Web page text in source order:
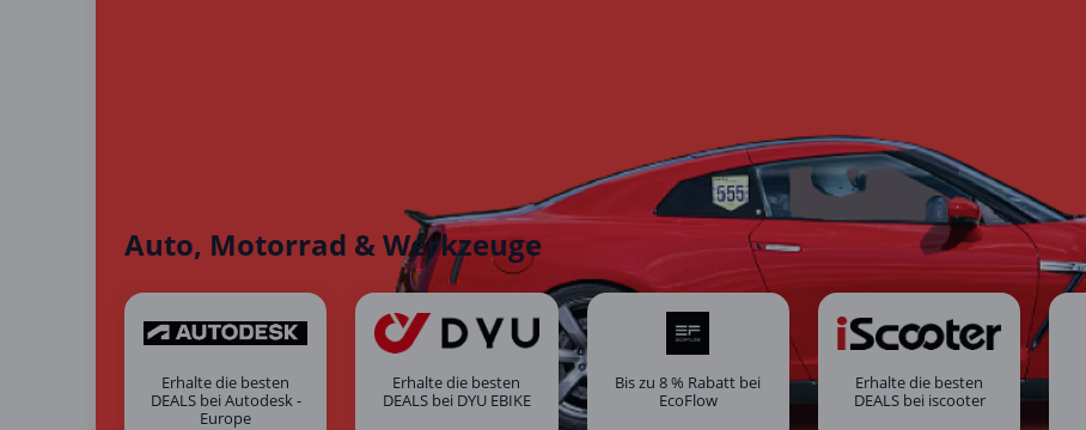
Auto, Motorrad & Werkzeuge
Erhalte die besten
DEALS bei Autodesk -
Europe
Erhalte die besten
DEALS bei DYU EBIKE
Bis zu 8 % Rabatt bei
EcoFlow
Erhalte die besten
DEALS bei iscooter